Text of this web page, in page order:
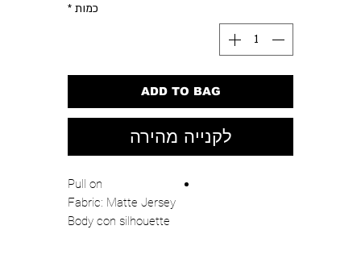
כמות *
ADD TO BAG
לקנייה מהירה
Pull on
Fabric: Matte Jersey
Body con silhouette